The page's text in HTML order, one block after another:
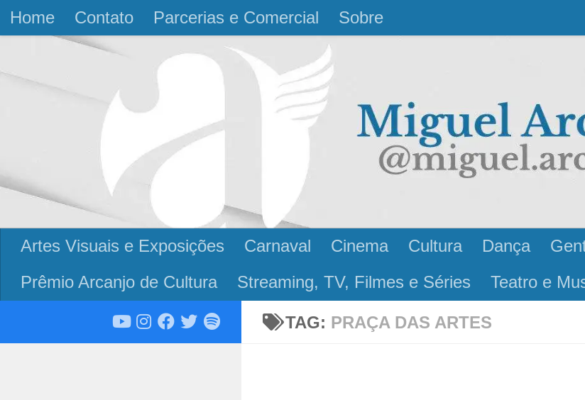
Skip to content
Home Contato Parcerias e Comercial Sobre
Artes Visuais e Exposições Carnaval Cinema Cultura Dança
Prêmio Arcanjo de Cultura
Streaming, TV, Filmes e Séries Teatro e
TAG: PRAÇA DAS ARTES